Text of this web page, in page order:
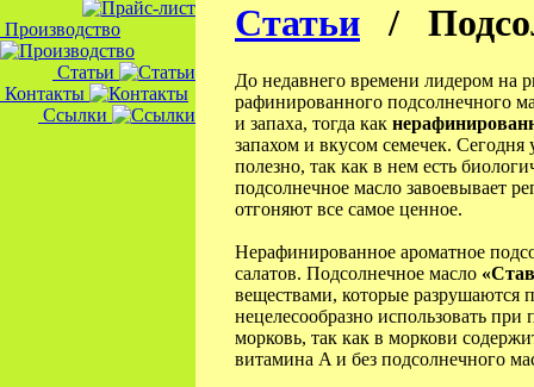
Производство
Статьи
Контакты
Ссылки
Статьи /
До недавнего времени лидером на
рафинированного подсолнечного
и запаха, тогда как
запахом и вкусом семечек.
полезно, так как в нем есть
подсолнечное масло завоевывает
отгоняют все самое ценное.
Нерафинированное ароматное
салатов. Подсолнечное масло
веществами, которые разрушаются
нецелесообразно использовать
морковь, так как в моркови
витамина A и без подсолнечного